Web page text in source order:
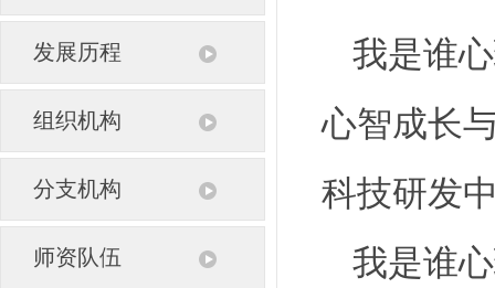
发展历程
组织机构
分支机构
师资队伍
我是谁
心智成长
科技研发
我是谁